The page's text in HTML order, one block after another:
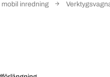
inredning